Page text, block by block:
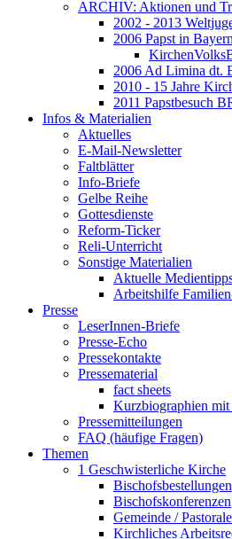
ARCHIV: Aktionen und
2002 - 2013
2006 Papst in Bayern
2006 Ad Limina dt.
2010 - 15 Jahre
2011 Papstbesuch
Infos & Materialien
Aktuelles
E-Mail-Newsletter
Faltblätter
Info-Briefe
Gelbe Reihe
Gottesdienste
Reform-Ticker
Reli-Unterricht
Sonstige Materialien
Aktuelle
Arbeitshilfe
Presse
LeserInnen-Briefe
Presse-Echo
Pressekontakte
Pressematerial
fact sheets
Kurzbiographien mit
Pressemitteilungen
FAQ (häufige Fragen)
Themen
1 Geschwisterliche Kirche
Bischofsbestellungen
Bischofskonferenzen
Gemeinde /
Kirchliches